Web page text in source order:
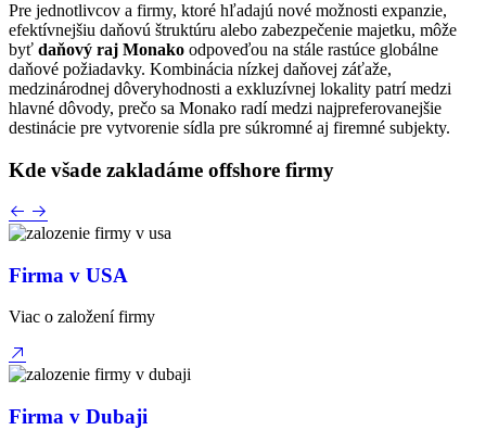
Pre jednotlivcov a firmy, ktoré hľadajú nové možnosti expanzie,
efektívnejšiu daňovú štruktúru alebo zabezpečenie majetku, môže
byť daňový raj Monako odpoveďou na stále rastúce globálne
daňové požiadavky. Kombinácia nízkej daňovej záťaže,
medzinárodnej dôveryhodnosti a exkluzívnej lokality patrí medzi
hlavné dôvody, prečo sa Monako radí medzi najpreferovanejšie
destinácie pre vytvorenie sídla pre súkromné aj firemné subjekty.
Kde všade zakladáme offshore firmy
Firma v USA
Viac o založení firmy
Firma v Dubaji